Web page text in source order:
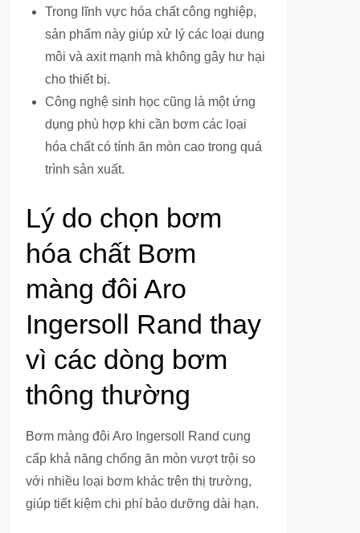
Trong lĩnh vực hóa chất công nghiệp,
sản phẩm này giúp xử lý các loại dung
môi và axit mạnh mà không gây hư hại
cho thiết bị.
Công nghệ sinh học cũng là một ứng
dụng phù hợp khi cần bơm các loại
hóa chất có tính ăn mòn cao trong quá
trình sản xuất.
Lý do chọn bơm
hóa chất Bơm
màng đôi Aro
Ingersoll Rand thay
vì các dòng bơm
thông thường
Bơm màng đôi Aro Ingersoll Rand cung
cấp khả năng chống ăn mòn vượt trội so
với nhiều loại bơm khác trên thị trường,
giúp tiết kiệm chi phí bảo dưỡng dài hạn.